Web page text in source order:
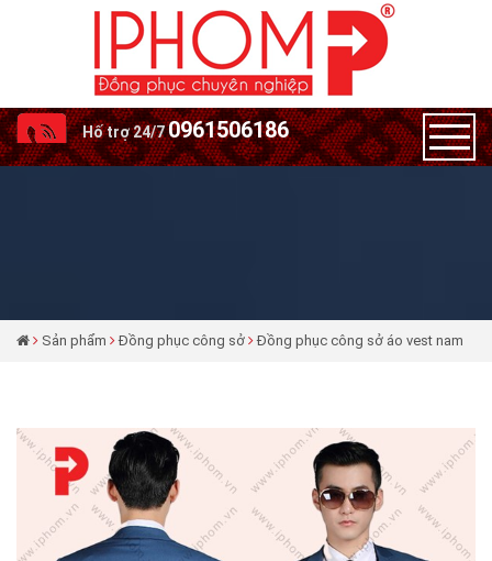
Hố trợ 24/70961506186
Sản phẩm Đồng phục công sở Đồng phục công sở áo vest nam